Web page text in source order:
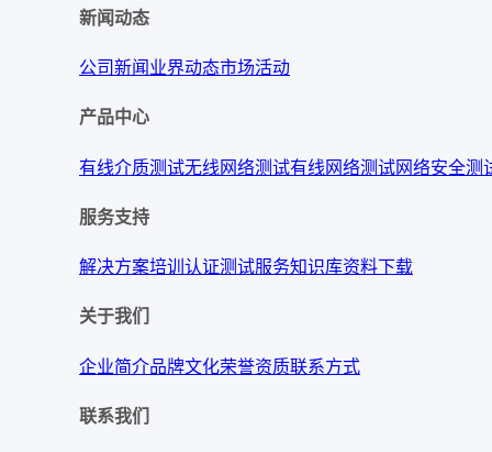
新闻动态
公司新闻业界动态市场活动
产品中心
有线介质测试无线网络测试有线网络测试网络安全测
服务支持
解决方案培训认证测试服务知识库资料下载
关于我们
企业简介品牌文化荣誉资质联系方式
联系我们